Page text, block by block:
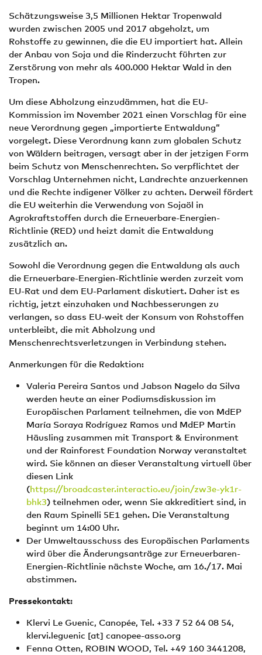
Schätzungsweise 3,5 Millionen Hektar Tropenwald
wurden zwischen 2005 und 2017 abgeholzt, um
Rohstoffe zu gewinnen, die die EU importiert hat. Allein
der Anbau von Soja und die Rinderzucht führten zur
Zerstörung von mehr als 400.000 Hektar Wald in den
Tropen.
Um diese Abholzung einzudämmen, hat die EU-
Kommission im November 2021 einen Vorschlag für eine
neue Verordnung gegen „importierte Entwaldung“
vorgelegt. Diese Verordnung kann zum globalen Schutz
von Wäldern beitragen, versagt aber in der jetzigen Form
beim Schutz von Menschenrechten. So verpflichtet der
Vorschlag Unternehmen nicht, Landrechte anzuerkennen
und die Rechte indigener Völker zu achten. Derweil fördert
die EU weiterhin die Verwendung von Sojaöl in
Agrokraftstoffen durch die Erneuerbare-Energien-
Richtlinie (RED) und heizt damit die Entwaldung
zusätzlich an.
Sowohl die Verordnung gegen die Entwaldung als auch
die Erneuerbare-Energien-Richtlinie werden zurzeit vom
EU-Rat und dem EU-Parlament diskutiert. Daher ist es
richtig, jetzt einzuhaken und Nachbesserungen zu
verlangen, so dass EU-weit der Konsum von Rohstoffen
unterbleibt, die mit Abholzung und
Menschenrechtsverletzungen in Verbindung stehen.
Anmerkungen für die Redaktion:
Valeria Pereira Santos und Jabson Nagelo da Silva
werden heute an einer Podiumsdiskussion im
Europäischen Parlament teilnehmen, die von MdEP
María Soraya Rodríguez Ramos und MdEP Martin
Häusling zusammen mit Transport & Environment
und der Rainforest Foundation Norway veranstaltet
wird. Sie können an dieser Veranstaltung virtuell über
diesen Link
(https://broadcaster.interactio.eu/join/zw3e-yk1r-
bhk3) teilnehmen oder, wenn Sie akkreditiert sind, in
den Raum Spinelli 5E1 gehen. Die Veranstaltung
beginnt um 14:00 Uhr.
Der Umweltausschuss des Europäischen Parlaments
wird über die Änderungsanträge zur Erneuerbaren-
Energien-Richtlinie nächste Woche, am 16./17. Mai
abstimmen.
Pressekontakt:
Klervi Le Guenic, Canopée, Tel. +33 7 52 64 08 54,
klervi.leguenic [at] canopee-asso.org
Fenna Otten, ROBIN WOOD, Tel. +49 160 3441208,